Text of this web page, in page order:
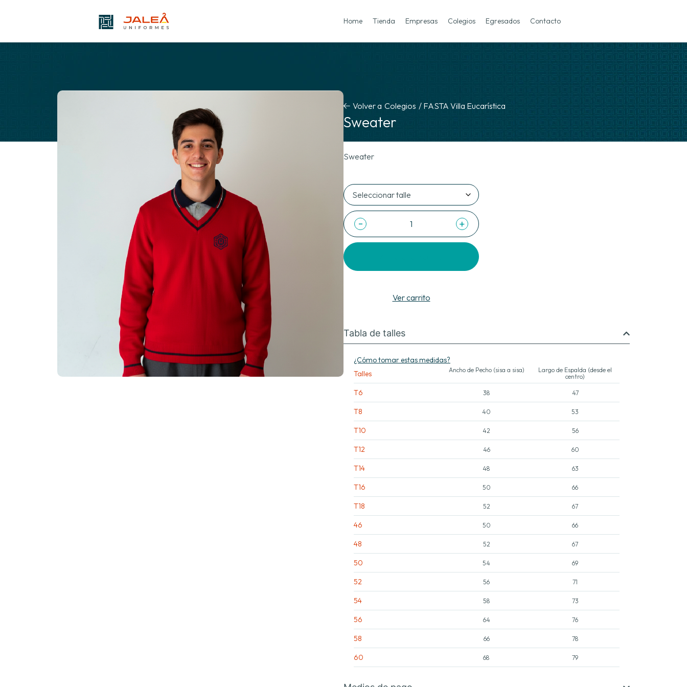
Home Tienda Empresas Colegios Egresados Contacto
Volver a Colegios / FASTA Villa Eucarística
Sweater
Sweater
- +
Ver carrito
Tabla de talles
¿Cómo tomar estas medidas?
Talles
Ancho de Pecho (sisa a sisa)
Largo de Espalda (desde el
centro)
T6 38 47
T8 40 53
T10 42 56
T12 46 60
T14 48 63
T16 50 66
T18 52 67
46 50 66
48 52 67
50 54 69
52 56 71
54 58 73
56 64 76
58 66 78
60 68 79